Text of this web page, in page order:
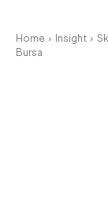
Home
Insight
Bursa